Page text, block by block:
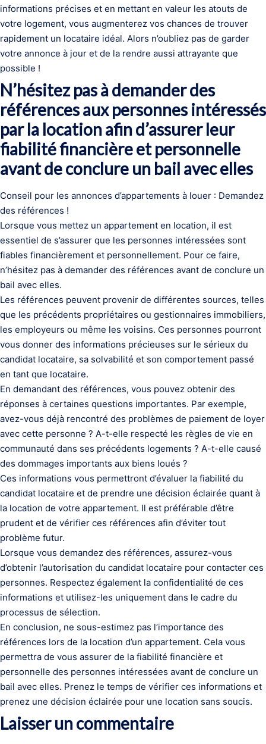
informations précises et en mettant en valeur les atouts de
votre logement, vous augmenterez vos chances de trouver
rapidement un locataire idéal. Alors n’oubliez pas de garder
votre annonce à jour et de la rendre aussi attrayante que
possible !
N’hésitez pas à demander des
références aux personnes intéressés
par la location afin d’assurer leur
fiabilité financière et personnelle
avant de conclure un bail avec elles
Conseil pour les annonces d’appartements à louer : Demandez
des références !
Lorsque vous mettez un appartement en location, il est
essentiel de s’assurer que les personnes intéressées sont
fiables financièrement et personnellement. Pour ce faire,
n’hésitez pas à demander des références avant de conclure un
bail avec elles.
Les références peuvent provenir de différentes sources, telles
que les précédents propriétaires ou gestionnaires immobiliers,
les employeurs ou même les voisins. Ces personnes pourront
vous donner des informations précieuses sur le sérieux du
candidat locataire, sa solvabilité et son comportement passé
en tant que locataire.
En demandant des références, vous pouvez obtenir des
réponses à certaines questions importantes. Par exemple,
avez-vous déjà rencontré des problèmes de paiement de loyer
avec cette personne ? A-t-elle respecté les règles de vie en
communauté dans ses précédents logements ? A-t-elle causé
des dommages importants aux biens loués ?
Ces informations vous permettront d’évaluer la fiabilité du
candidat locataire et de prendre une décision éclairée quant à
la location de votre appartement. Il est préférable d’être
prudent et de vérifier ces références afin d’éviter tout
problème futur.
Lorsque vous demandez des références, assurez-vous
d’obtenir l’autorisation du candidat locataire pour contacter ces
personnes. Respectez également la confidentialité de ces
informations et utilisez-les uniquement dans le cadre du
processus de sélection.
En conclusion, ne sous-estimez pas l’importance des
références lors de la location d’un appartement. Cela vous
permettra de vous assurer de la fiabilité financière et
personnelle des personnes intéressées avant de conclure un
bail avec elles. Prenez le temps de vérifier ces informations et
prenez une décision éclairée pour une location sans soucis.
Laisser un commentaire